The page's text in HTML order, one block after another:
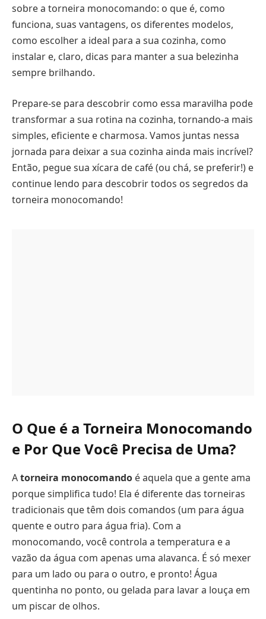
sobre a torneira monocomando: o que é, como
funciona, suas vantagens, os diferentes modelos,
como escolher a ideal para a sua cozinha, como
instalar e, claro, dicas para manter a sua belezinha
sempre brilhando.
Prepare-se para descobrir como essa maravilha pode
transformar a sua rotina na cozinha, tornando-a mais
simples, eficiente e charmosa. Vamos juntas nessa
jornada para deixar a sua cozinha ainda mais incrível?
Então, pegue sua xícara de café (ou chá, se preferir!) e
continue lendo para descobrir todos os segredos da
torneira monocomando!
O Que é a Torneira Monocomando
e Por Que Você Precisa de Uma?
Atorneira monocomando é aquela que a gente ama
porque simplifica tudo! Ela é diferente das torneiras
tradicionais que têm dois comandos (um para água
quente e outro para água fria). Com a
monocomando, você controla a temperatura e a
vazão da água com apenas uma alavanca. É só mexer
para um lado ou para o outro, e pronto! Água
quentinha no ponto, ou gelada para lavar a louça em
um piscar de olhos.